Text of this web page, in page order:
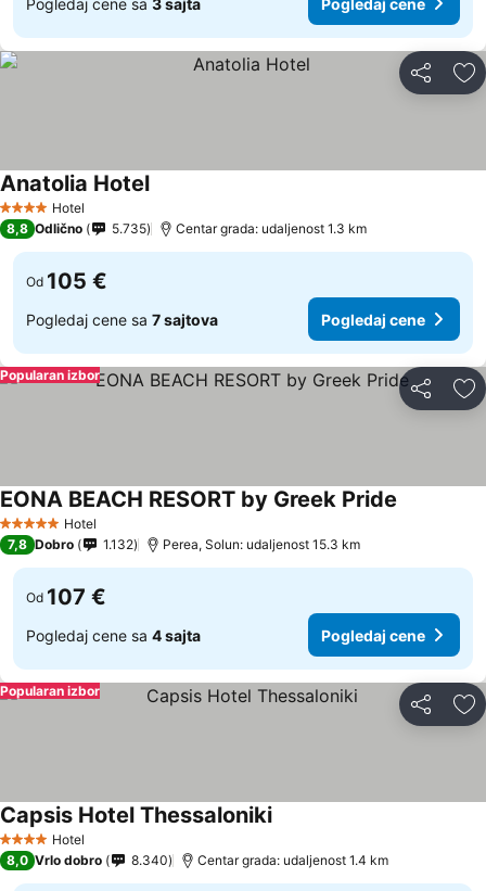
Deli
4 ZvezdiceHotel
Anatolia Hotel
8,8 Odlično 5.735 Centar grada: udaljenost 1.3 km
Od 105 €
Pogledaj cene sa 7 sajtova Pogledaj cene
Deli
Popularan izbor
5 ZvezdiceHotel
EONA BEACH RESORT by Greek Pride
7,8 Dobro 1.132 Perea, Solun: udaljenost 15.3 km
Od 107 €
Pogledaj cene sa 4 sajta Pogledaj cene
Deli
Popularan izbor
4 ZvezdiceHotel
Capsis Hotel Thessaloniki
8,0 Vrlo dobro 8.340 Centar grada: udaljenost 1.4 km